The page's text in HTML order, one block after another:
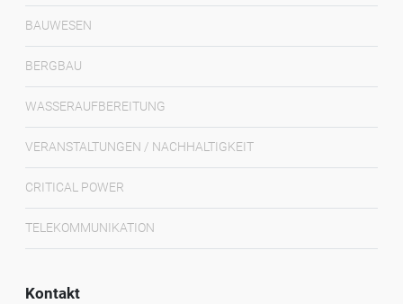
BAUWESEN
BERGBAU
WASSERAUFBEREITUNG
VERANSTALTUNGEN / NACHHALTIGKEIT
CRITICAL POWER
TELEKOMMUNIKATION
Kontakt